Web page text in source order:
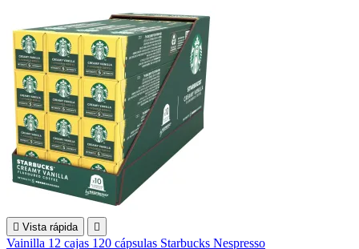
 Vista rápida 
Vainilla 12 cajas 120 cápsulas Starbucks Nespresso